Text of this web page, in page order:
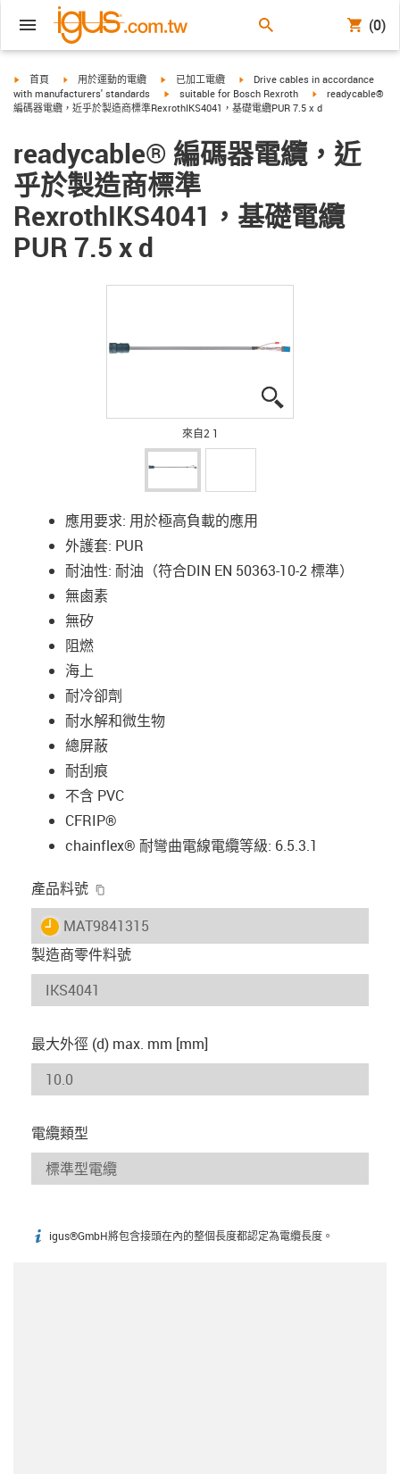
(0)
igus-icon-arrow-right
首頁 igus-icon-arrow-right
用於運動的電纜 igus-icon-arrow-right
已加工電纜 igus-icon-arrow-right
Drive cables in accordance
with manufacturers' standards
igus-icon-arrow-right
suitable for Bosch Rexroth igus-icon-arrow-
readycable®
編碼器電纜，近乎於製造商標準RexrothIKS4041，基礎電纜PUR 7.5 x d
readycable® 編碼器電纜，近
乎於製造商標準
RexrothIKS4041，基礎電纜
PUR 7.5 x d
來自2 1
應用要求: 用於極高負載的應用
外護套: PUR
耐油性: 耐油（符合DIN EN 50363-10-2 標準）
無鹵素
無矽
阻燃
海上
耐冷卻劑
耐水解和微生物
總屏蔽
耐刮痕
不含 PVC
CFRIP®
chainflex® 耐彎曲電線電纜等級: 6.5.3.1
產品料號
igus-icon-lieferzeit
MAT9841315
製造商零件料號
最大外徑 (d) max. mm [mm]
電纜類型
igus-icon-info
igus®GmbH將包含接頭在內的整個長度都認定為電纜長度。